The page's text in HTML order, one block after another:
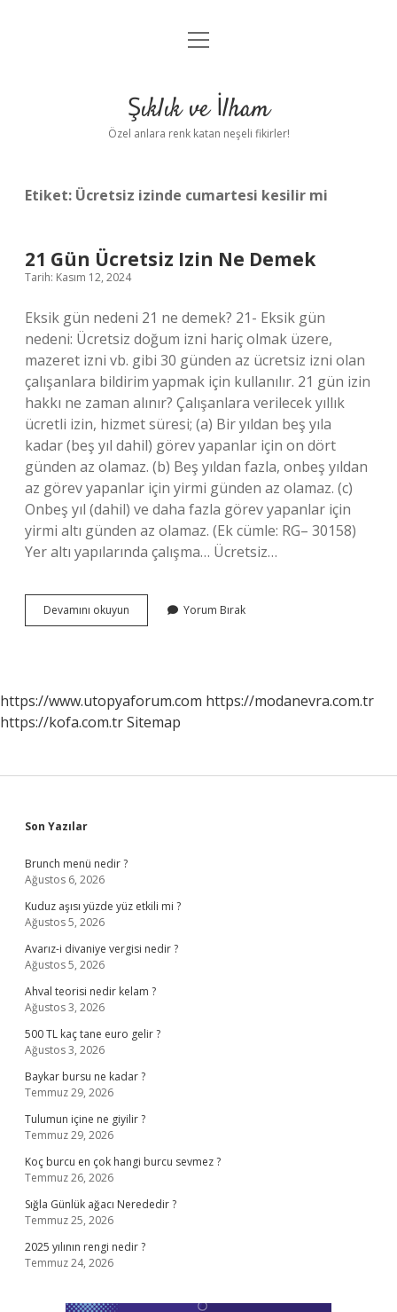
Anasayfa
Yasal Uyarı
menüyü
Şıklık ve İlham
Özel anlara renk katan neşeli fikirler!
Etiket: Ücretsiz izinde cumartesi kesilir mi
21 Gün Ücretsiz Izin Ne Demek
Tarih: Kasım 12, 2024
Eksik gün nedeni 21 ne demek? 21- Eksik gün
nedeni: Ücretsiz doğum izni hariç olmak üzere,
mazeret izni vb. gibi 30 günden az ücretsiz izni olan
çalışanlara bildirim yapmak için kullanılır. 21 gün izin
hakkı ne zaman alınır? Çalışanlara verilecek yıllık
ücretli izin, hizmet süresi; (a) Bir yıldan beş yıla
kadar (beş yıl dahil) görev yapanlar için on dört
günden az olamaz. (b) Beş yıldan fazla, onbeş yıldan
az görev yapanlar için yirmi günden az olamaz. (c)
Onbeş yıl (dahil) ve daha fazla görev yapanlar için
yirmi altı günden az olamaz. (Ek cümle: RG– 30158)
Yer altı yapılarında çalışma… Ücretsiz…
Devamını okuyun
Gün
Yorum Bırak
https://www.utopyaforum.com https://modanevra.com.tr
https://kofa.com.trSitemap
Sidebar
Son Yazılar
Brunch menü nedir ?
Ağustos 6, 2026
Kuduz aşısı yüzde yüz etkili mi ?
Ağustos 5, 2026
Avarız-i divaniye vergisi nedir ?
Ağustos 5, 2026
Ahval teorisi nedir kelam ?
Ağustos 3, 2026
500 TL kaç tane euro gelir ?
Ağustos 3, 2026
Baykar bursu ne kadar ?
Temmuz 29, 2026
Tulumun içine ne giyilir ?
Temmuz 29, 2026
Koç burcu en çok hangi burcu sevmez ?
Temmuz 26, 2026
Sığla Günlük ağacı Nerededir ?
Temmuz 25, 2026
2025 yılının rengi nedir ?
Temmuz 24, 2026